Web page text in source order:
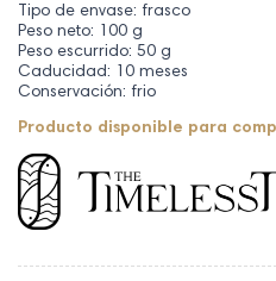
Tipo de envase: frasco
Peso neto: 100 g
Peso escurrido: 50 g
Caducidad: 10 meses
Conservación: frio
Producto disponible para